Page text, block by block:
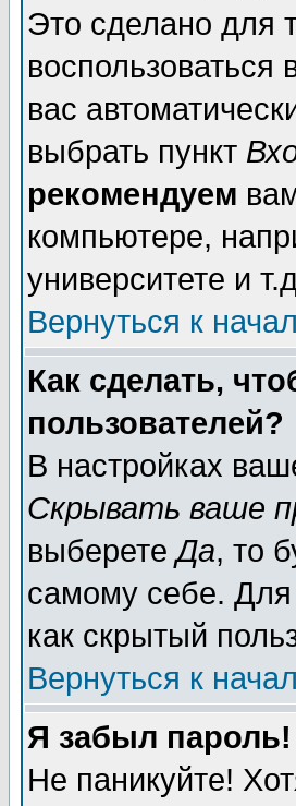
Это сделано для
вас
выбрать пункт
рекомендуем
компьютере,
университете и
Вернуться к
Как сделать,
пользователей?
В настройках
Скрывать ваше
выберетеДа, то
самому себе. Для
как скрытый
Вернуться к
Я забыл пароль!
Не паникуйте!